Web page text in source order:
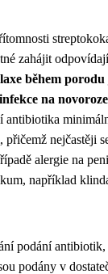
zahájit
během
na
antibiotika
přičemž nejčastěji
alergie na
například
podání
podány v